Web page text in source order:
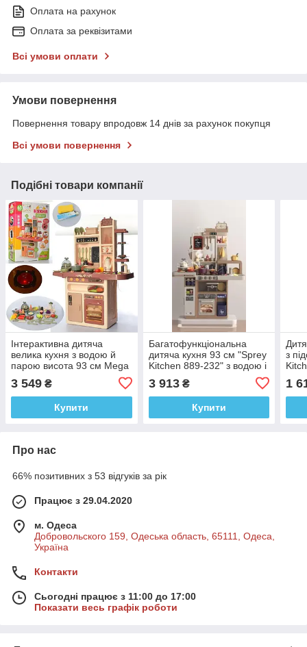
Оплата на рахунок
Оплата за реквізитами
Всі умови оплати
Умови повернення
Повернення товару впродовж 14 днів за рахунок покупця
Всі умови повернення
Подібні товари компанії
Інтерактивна дитяча
велика кухня з водою й
парою висота 93 см Mega
3 549 ₴
Купити
Багатофункціональна
дитяча кухня 93 см "Sprey
Kitchen 889-232" з водою і
3 913₴
Купити
з
1
Про нас
66% позитивних з 53 відгуків за рік
Працює з 29.04.2020
м. Одеса
Добровольского 159, Одеська область, 65111, Одеса,
Україна
Контакти
Сьогодні працює з 11:00 до 17:00
Показати весь графік роботи